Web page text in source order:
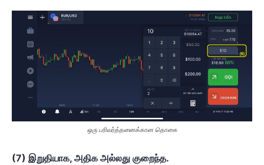
ஒரு பரிவர்த்தனைக்கான தொகை
(7) இறுதியாக, அதிக அல்லது குறைந்த.